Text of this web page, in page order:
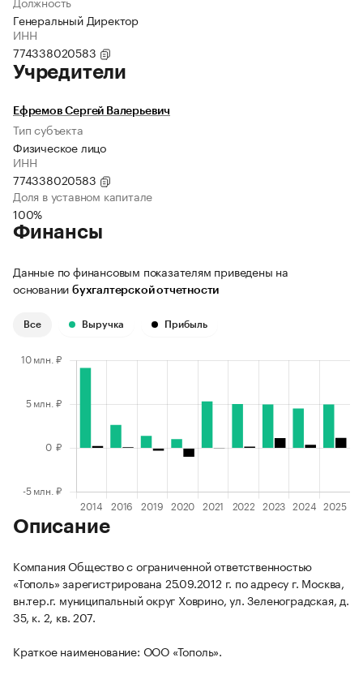
Генеральный Директор
ИНН
774338020583
Учредители
Ефремов Сергей Валерьевич
Тип субъекта
Физическое лицо
ИНН
774338020583
Доля в уставном капитале
100%
Финансы
Данные по финансовым показателям приведены на
основании бухгалтерской отчетности
Все Выручка Прибыль
Описание
Компания Общество с ограниченной ответственностью
«Тополь» зарегистрирована 25.09.2012 г. по адресу г. Москва,
вн.тер.г. муниципальный округ Ховрино, ул. Зеленоградская, д.
35, к. 2, кв. 207.
Краткое наименование: ООО «Тополь».